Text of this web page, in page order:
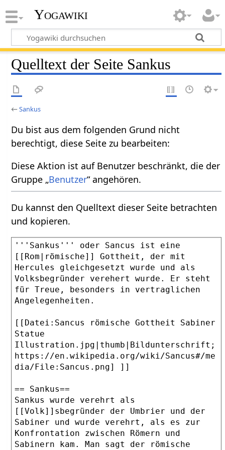
Yogawiki
Quelltext der Seite Sankus
←Sankus
Du bist aus dem folgenden Grund nicht
berechtigt, diese Seite zu bearbeiten:
Diese Aktion ist auf Benutzer beschränkt, die der
Gruppe „Benutzer“ angehören.
Du kannst den Quelltext dieser Seite betrachten
und kopieren.